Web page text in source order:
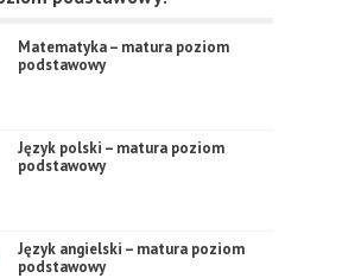
Matematyka – matura poziom
podstawowy
Język polski – matura poziom
podstawowy
Język angielski – matura poziom
podstawowy